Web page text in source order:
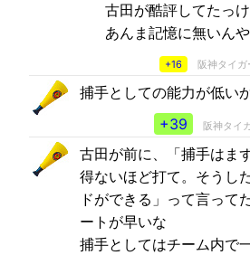
古田が酷評してたっけ
あんま記憶に無いん
+16 阪神タイガ
捕手としての能力が低い
+39
阪神タイ
古田が前に、「捕手はま
得ないほど打て。そうし
ドができる」って言って
ートが早いな
捕手としてはチーム内で